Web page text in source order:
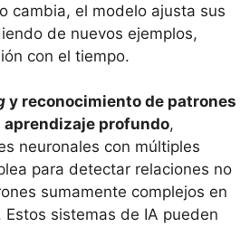
cambia, el modelo ajusta sus
de nuevos ejemplos,
con el tiempo​.
y reconocimiento de patrones
aprendizaje profundo,
neuronales con múltiples
para detectar relaciones no
sumamente complejos en
Estos sistemas de IA pueden